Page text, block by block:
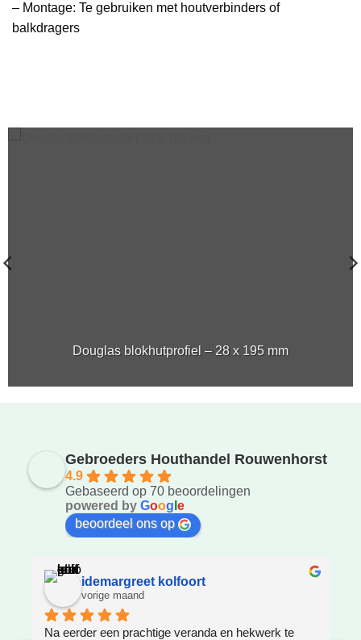
– Montage: Te gebruiken met houtverbinders of
balkdragers
Douglas blokhutprofiel – 28 x 195 mm
Gebroeders Houthandel Rouwenhorst
4.9
Gebaseerd op 70 beoordelingen
powered by Goog e
beoordeel ons op
idemargreet kolfoort
vorige maand
Na eerder een prachtige veranda en hekwerk te